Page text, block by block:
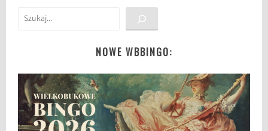
Szukaj
NOWE WBBINGO: